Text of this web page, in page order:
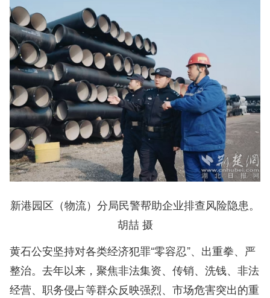
新港园区（物流）分局民警帮助企业排查风险隐患。
胡喆 摄
黄石公安坚持对各类经济犯罪“零容忍”、出重拳、严
整治。去年以来，聚焦非法集资、传销、洗钱、非法
经营、职务侵占等群众反映强烈、市场危害突出的重